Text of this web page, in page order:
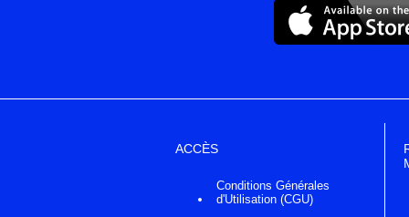
ACCÈS
Conditions Générales
d'Utilisation (CGU)